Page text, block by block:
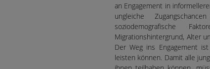
an Engagement in
ungleiche
soziodemografische
Migrationshintergrund, Alter
Der Weg ins Engagement
leisten können. Damit alle